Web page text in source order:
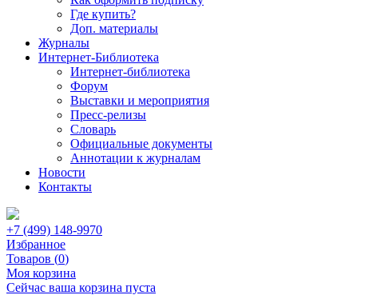
Где купить?
Доп. материалы
Журналы
Интернет-Библиотека
Интернет-библиотека
Форум
Выставки и мероприятия
Пресс-релизы
Словарь
Официальные документы
Аннотации к журналам
Новости
Контакты
+7 (499) 148-9970
Избранное
Товаров (0)
Моя корзина
Сейчас ваша корзина пуста